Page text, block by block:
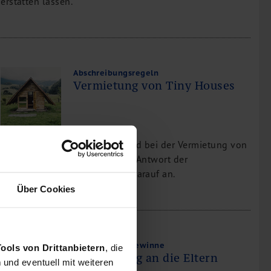
Über Cookies
von Drittanbietern, die
eventuell mit weiteren
Abschreibungsregeln
Vermietung von Tiny Houses
Welcher Abschreibungssatz wird bei der Vermietung von
Tiny Houses zugrunde gelegt? Antwort der
Finanzverwaltung: Es kommt darauf an.
Veräußerungsgewinne
Überlassung an die Eltern